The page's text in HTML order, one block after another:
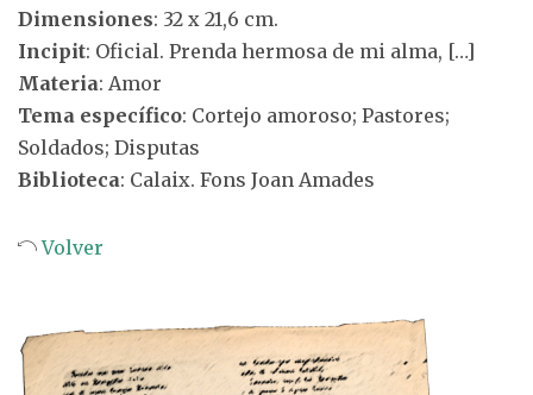
Dimensiones: 32 x 21,6 cm.
Incipit: Oficial. Prenda hermosa de mi alma, […]
Materia: Amor
Tema específico: Cortejo amoroso; Pastores;
Soldados; Disputas
Biblioteca: Calaix. Fons Joan Amades
Volver